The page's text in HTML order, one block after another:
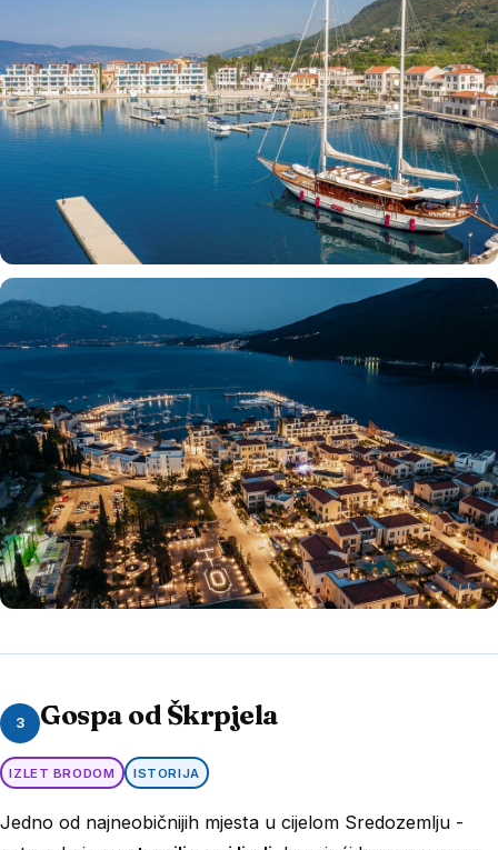
3 Gospa od Škrpjela
IZLET BRODOM ISTORIJA
Jedno od najneobičnijih mjesta u cijelom Sredozemlju -